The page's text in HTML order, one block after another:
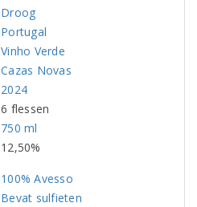
Droog
Portugal
Vinho Verde
Cazas Novas
2024
6 flessen
750 ml
12,50%
100% Avesso
Bevat sulfieten